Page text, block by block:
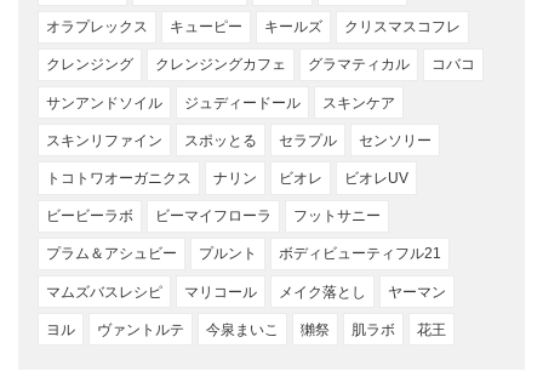
オラプレックス キューピー キールズ クリスマスコフレ
クレンジング クレンジングカフェ グラマティカル コバコ
サンアンドソイル ジュディードール スキンケア
スキンリファイン スポッとる セラプル センソリー
トコトワオーガニクス ナリン ビオレ ビオレUV
ビービーラボ ビーマイフローラ フットサニー
プラム＆アシュビー プルント ボディビューティフル21
マムズバスレシピ マリコール メイク落とし ヤーマン
ヨル ヴァントルテ 今泉まいこ 獺祭 肌ラボ 花王